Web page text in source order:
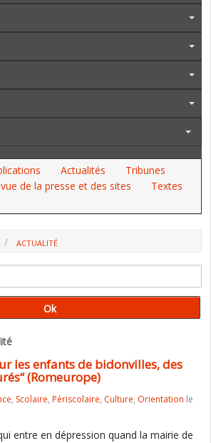
Actualités
Tribunes
de la presse et des sites
Textes
ACTUALITÉ
les enfants de bidonvilles, des
(Romeurope)
, Scolaire, Périscolaire, Culture, Orientation le
entre en dépression quand la mairie de